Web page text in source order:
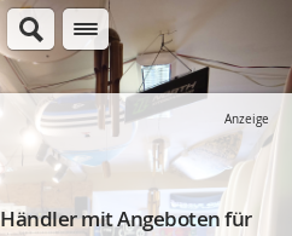
Anzeige
mit Angeboten für